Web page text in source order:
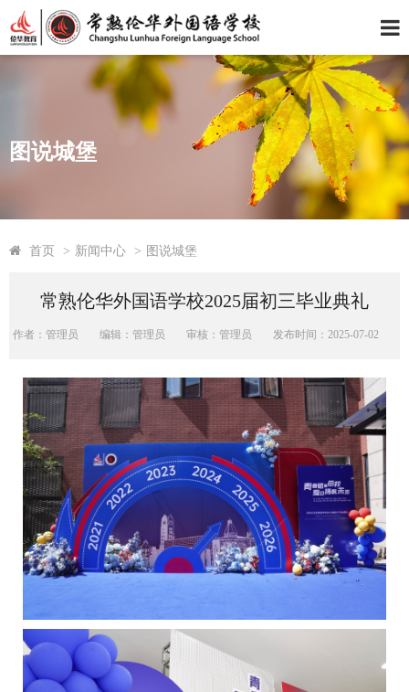
图说城堡
首页 > 新闻中心 > 图说城堡
常熟伦华外国语学校2025届初三毕业典礼
作者：管理员 编辑：管理员 审核：管理员 发布时间：2025-07-02